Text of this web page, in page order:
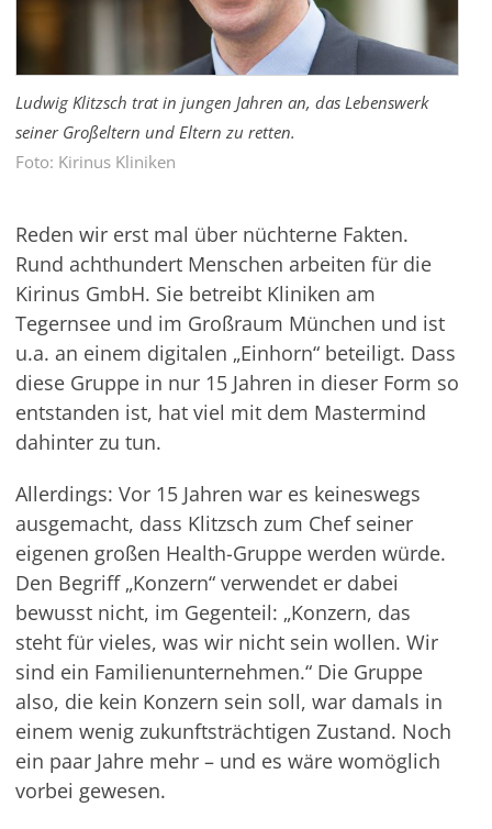
Ludwig Klitzsch trat in jungen Jahren an, das Lebenswerk
seiner Großeltern und Eltern zu retten.
Foto: Kirinus Kliniken
Reden wir erst mal über nüchterne Fakten.
Rund achthundert Menschen arbeiten für die
Kirinus GmbH. Sie betreibt Kliniken am
Tegernsee und im Großraum München und ist
u.a. an einem digitalen „Einhorn“ beteiligt. Dass
diese Gruppe in nur 15 Jahren in dieser Form so
entstanden ist, hat viel mit dem Mastermind
dahinter zu tun.
Allerdings: Vor 15 Jahren war es keineswegs
ausgemacht, dass Klitzsch zum Chef seiner
eigenen großen Health-Gruppe werden würde.
Den Begriff „Konzern“ verwendet er dabei
bewusst nicht, im Gegenteil: „Konzern, das
steht für vieles, was wir nicht sein wollen. Wir
sind ein Familienunternehmen.“ Die Gruppe
also, die kein Konzern sein soll, war damals in
einem wenig zukunftsträchtigen Zustand. Noch
ein paar Jahre mehr – und es wäre womöglich
vorbei gewesen.